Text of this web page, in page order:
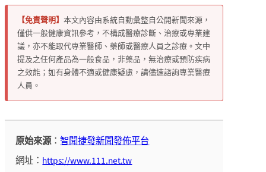
【免責聲明】 本文內容由系統自動彙整自公開新聞來源，
僅供一般健康資訊參考，不構成醫療診斷、治療或專業建
議，亦不能取代專業醫師、藥師或醫療人員之診療。文中
提及之任何產品為一般食品，非藥品，無治療或預防疾病
之效能；如有身體不適或健康疑慮，請儘速諮詢專業醫療
人員。
原始來源：智聞捷發新聞發佈平台
網址： https://www.111.net.tw